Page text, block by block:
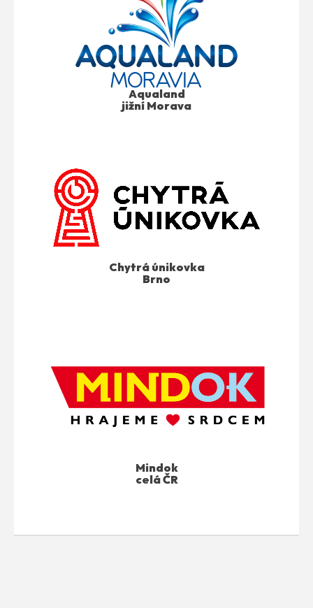
Aqualand
jižní Morava
Chytrá únikovka
Brno
Mindok
celá ČR